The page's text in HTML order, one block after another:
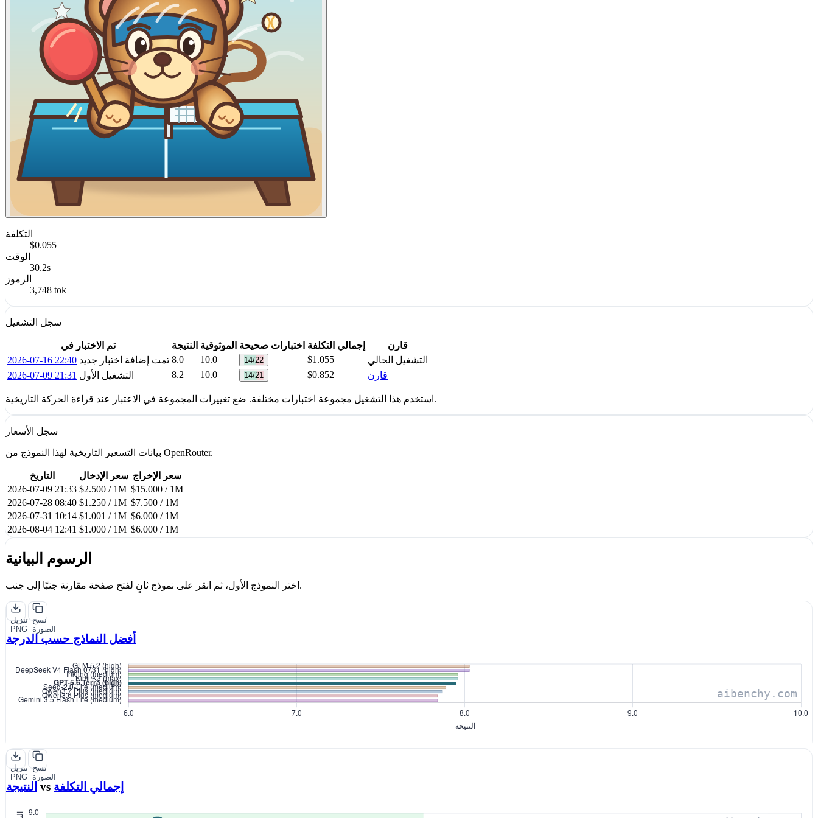
التكلفة
$0.055
الوقت
30.2s
الرموز
3,748 tok
سجل التشغيل
تم الاختبار في النتيجة الموثوقية اختبارات صحيحة إجمالي التكلفة
قارن
2026-07-16 22:40 تمت إضافة اختبار جديد 8.0 10.0 14/22 $1.055
التشغيل الحالي
2026-07-09 21:31 التشغيل الأول 8.2 10.0 14/21 $0.852 قارن
استخدم هذا التشغيل مجموعة اختبارات مختلفة. ضع تغييرات المجموعة في الاعتبار عند قراءة الحركة التاريخية.
سجل الأسعار
بيانات التسعير التاريخية لهذا النموذج من OpenRouter.
التاريخ سعر الإدخال سعر الإخراج
2026-07-09 21:33 $2.500 / 1M $15.000 / 1M
2026-07-28 08:40 $1.250 / 1M $7.500 / 1M
2026-07-31 10:14 $1.001 / 1M $6.000 / 1M
2026-08-04 12:41 $1.000 / 1M $6.000 / 1M
الرسوم البيانية
اختر النموذج الأول، ثم انقر على نموذج ثانٍ لفتح صفحة مقارنة جنبًا إلى جنب.
تنزيل
PNG
نسخ
الصورة
أفضل النماذج حسب الدرجة
تنزيل
PNG
نسخ
الصورة
النتيجة vs إجمالي التكلفة